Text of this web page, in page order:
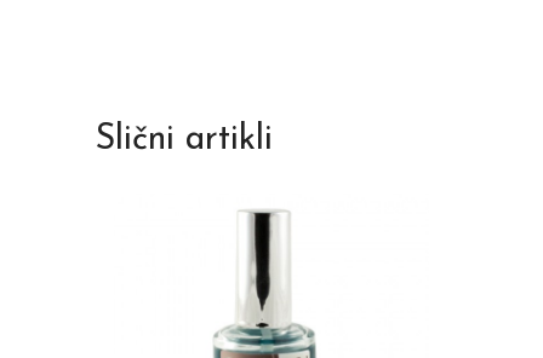
Slični artikli